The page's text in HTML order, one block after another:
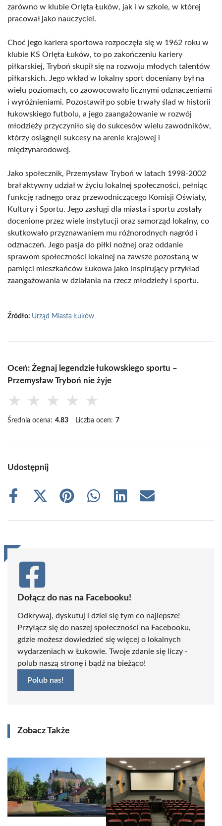
zarówno w klubie Orlęta Łuków, jak i w szkole, w której
pracował jako nauczyciel.
Choć jego kariera sportowa rozpoczęła się w 1962 roku w
klubie KS Orlęta Łuków, to po zakończeniu kariery
piłkarskiej, Tryboń skupił się na rozwoju młodych talentów
piłkarskich. Jego wkład w lokalny sport doceniany był na
wielu poziomach, co zaowocowało licznymi odznaczeniami
i wyróżnieniami. Pozostawił po sobie trwały ślad w historii
łukowskiego futbolu, a jego zaangażowanie w rozwój
młodzieży przyczyniło się do sukcesów wielu zawodników,
którzy osiągnęli sukcesy na arenie krajowej i
międzynarodowej.
Jako społecznik, Przemysław Tryboń w latach 1998-2002
brał aktywny udział w życiu lokalnej społeczności, pełniąc
funkcję radnego oraz przewodniczącego Komisji Oświaty,
Kultury i Sportu. Jego zasługi dla miasta i sportu zostały
docenione przez wiele instytucji oraz samorząd lokalny, co
skutkowało przyznawaniem mu różnorodnych nagród i
odznaczeń. Jego pasja do piłki nożnej oraz oddanie
sprawom społeczności lokalnej na zawsze pozostaną w
pamięci mieszkańców Łukowa jako inspirujący przykład
zaangażowania w działania na rzecz młodzieży i sportu.
Źródło: Urząd Miasta Łuków
Oceń: Żegnaj legendzie łukowskiego sportu –
Przemysław Tryboń nie żyje
★ ★ ★ ★ ★
Średnia ocena: 4.83 Liczba ocen: 7
Udostępnij
Share
Share
(Twitter)
Share
Share
Share
Share
Dołącz do nas na Facebooku!
Odkrywaj, dyskutuj i dziel się tym co najlepsze!
Przyłącz się do naszej społeczności na Facebooku,
gdzie możesz dowiedzieć się więcej o lokalnych
wydarzeniach w Łukowie. Twoje zdanie się liczy -
polub naszą stronę i bądź na bieżąco!
Polub nas!
Zobacz Także